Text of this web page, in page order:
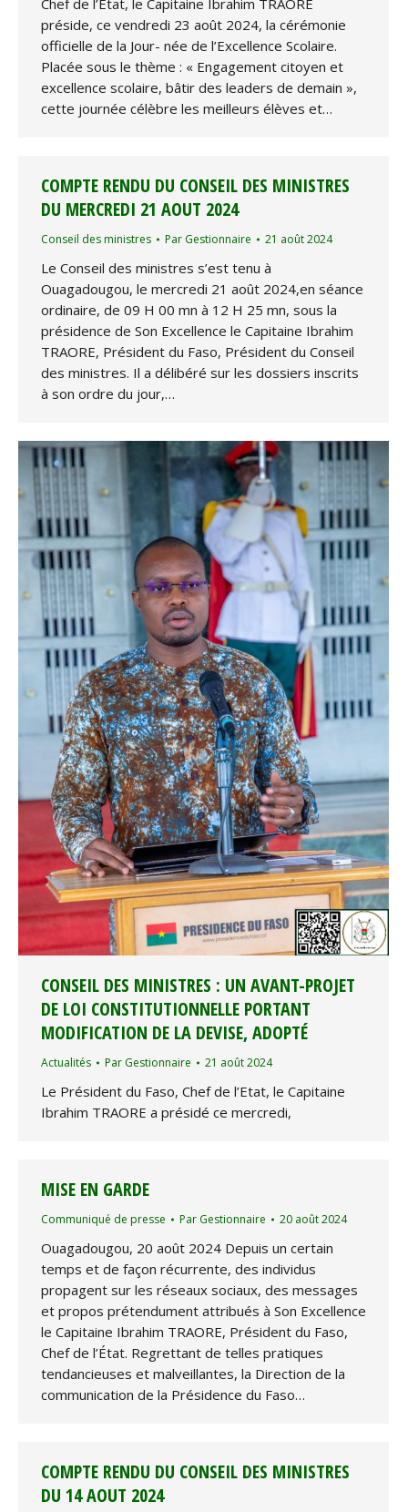
Chef de l’Etat, le Capitaine Ibrahim TRAORE
préside, ce vendredi 23 août 2024, la cérémonie
officielle de la Jour- née de l’Excellence Scolaire.
Placée sous le thème : « Engagement citoyen et
excellence scolaire, bâtir des leaders de demain »,
cette journée célèbre les meilleurs élèves et…
COMPTE RENDU DU CONSEIL DES MINISTRES
DU MERCREDI 21 AOUT 2024
Conseil des ministres Par Gestionnaire 21 août 2024
Le Conseil des ministres s’est tenu à
Ouagadougou, le mercredi 21 août 2024,en séance
ordinaire, de 09 H 00 mn à 12 H 25 mn, sous la
présidence de Son Excellence le Capitaine Ibrahim
TRAORE, Président du Faso, Président du Conseil
des ministres. Il a délibéré sur les dossiers inscrits
à son ordre du jour,…
CONSEIL DES MINISTRES : UN AVANT-PROJET
DE LOI CONSTITUTIONNELLE PORTANT
MODIFICATION DE LA DEVISE, ADOPTÉ
Actualités Par Gestionnaire 21 août 2024
Le Président du Faso, Chef de l’Etat, le Capitaine
Ibrahim TRAORE a présidé ce mercredi,
MISE EN GARDE
Communiqué de presse Par Gestionnaire 20 août 2024
Ouagadougou, 20 août 2024 Depuis un certain
temps et de façon récurrente, des individus
propagent sur les réseaux sociaux, des messages
et propos prétendument attribués à Son Excellence
le Capitaine Ibrahim TRAORE, Président du Faso,
Chef de l’État. Regrettant de telles pratiques
tendancieuses et malveillantes, la Direction de la
communication de la Présidence du Faso…
COMPTE RENDU DU CONSEIL DES MINISTRES
DU 14 AOUT 2024